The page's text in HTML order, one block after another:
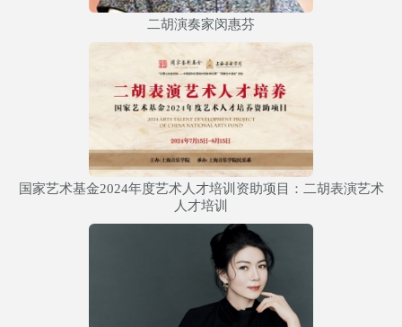
二胡演奏家闵惠芬
国家艺术基金2024年度艺术人才培训资助项目：二胡表演艺术
人才培训